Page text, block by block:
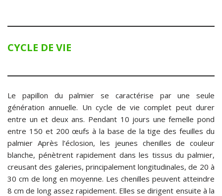
CYCLE DE VIE
Le papillon du palmier se caractérise par une seule
génération annuelle. Un cycle de vie complet peut durer
entre un et deux ans. Pendant 10 jours une femelle pond
entre 150 et 200 œufs à la base de la tige des feuilles du
palmier Après l’éclosion, les jeunes chenilles de couleur
blanche, pénètrent rapidement dans les tissus du palmier,
creusant des galeries, principalement longitudinales, de 20 à
30 cm de long en moyenne. Les chenilles peuvent atteindre
8 cm de long assez rapidement. Elles se dirigent ensuite à la